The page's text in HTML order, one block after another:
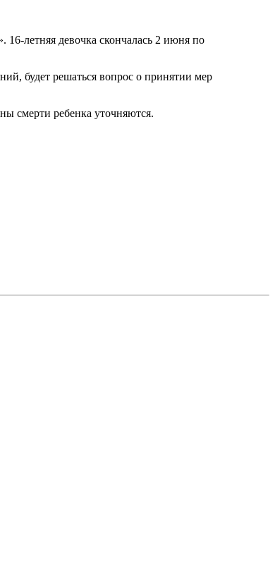
16-летняя девочка скончалась 2 июня по
будет решаться вопрос о принятии мер
смерти ребенка уточняются.